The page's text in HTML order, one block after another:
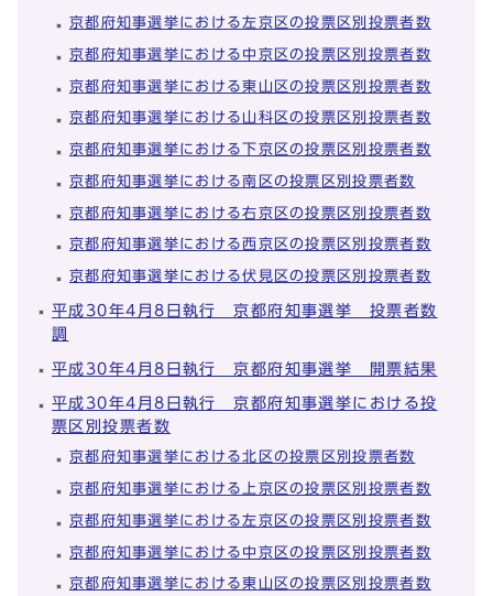
京都府知事選挙における左京区の投票区別投票者数
京都府知事選挙における中京区の投票区別投票者数
京都府知事選挙における東山区の投票区別投票者数
京都府知事選挙における山科区の投票区別投票者数
京都府知事選挙における下京区の投票区別投票者数
京都府知事選挙における南区の投票区別投票者数
京都府知事選挙における右京区の投票区別投票者数
京都府知事選挙における西京区の投票区別投票者数
京都府知事選挙における伏見区の投票区別投票者数
平成30年4月8日執行 京都府知事選挙 投票者数
調
平成30年4月8日執行 京都府知事選挙 開票結果
平成30年4月8日執行 京都府知事選挙における投
票区別投票者数
京都府知事選挙における北区の投票区別投票者数
京都府知事選挙における上京区の投票区別投票者数
京都府知事選挙における左京区の投票区別投票者数
京都府知事選挙における中京区の投票区別投票者数
京都府知事選挙における東山区の投票区別投票者数